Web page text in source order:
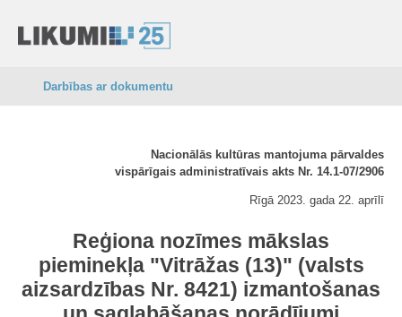
Darbības ar dokumentu
Nacionālās kultūras mantojuma pārvaldes
vispārīgais administratīvais akts Nr. 14.1-07/2906
Rīgā 2023. gada 22. aprīlī
Reģiona nozīmes mākslas
pieminekļa "Vitrāžas (13)" (valsts
aizsardzības Nr. 8421) izmantošanas